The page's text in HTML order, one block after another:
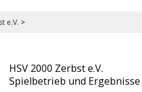
e.V. >
HSV 2000 Zerbst e.V.
Spielbetrieb und Ergebnisse